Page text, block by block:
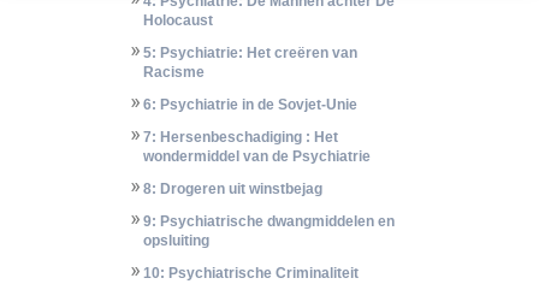
Holocaust
5: Psychiatrie: Het creëren van
Racisme
6: Psychiatrie in de Sovjet-Unie
7: Hersenbeschadiging : Het
wondermiddel van de Psychiatrie
8: Drogeren uit winstbejag
9: Psychiatrische dwangmiddelen en
opsluiting
10: Psychiatrische Criminaliteit